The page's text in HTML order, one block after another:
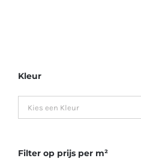
Kleur
Filter op prijs per m²